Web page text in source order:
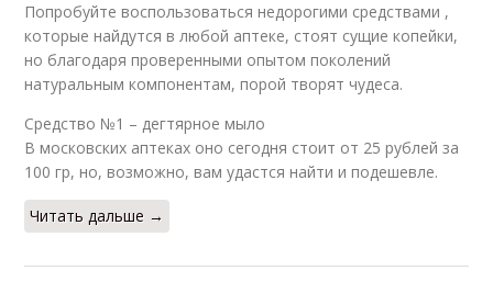
Попробуйте воспользоваться недорогими средствами ,
которые найдутся в любой аптеке, стоят сущие копейки,
но благодаря проверенными опытом поколений
натуральным компонентам, порой творят чудеса.
Средство №1 – дегтярное мыло
В московских аптеках оно сегодня стоит от 25 рублей за
100 гр, но, возможно, вам удастся найти и подешевле.
Читать дальше →